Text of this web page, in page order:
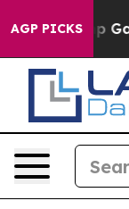
AGP PICKS
Gave